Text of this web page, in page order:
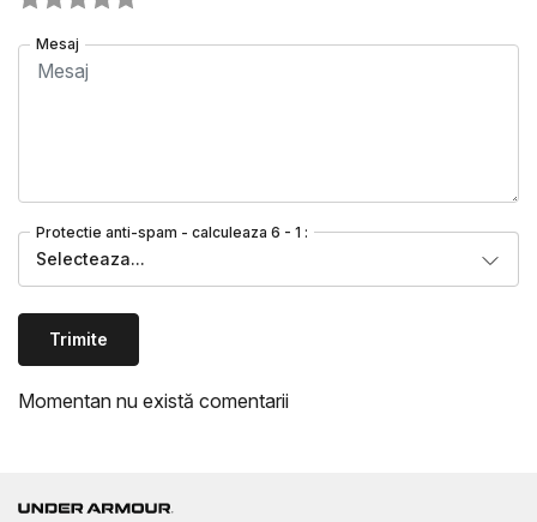
Mesaj
Protectie anti-spam - calculeaza 6 - 1 :
Selecteaza...
Trimite
Momentan nu există comentarii